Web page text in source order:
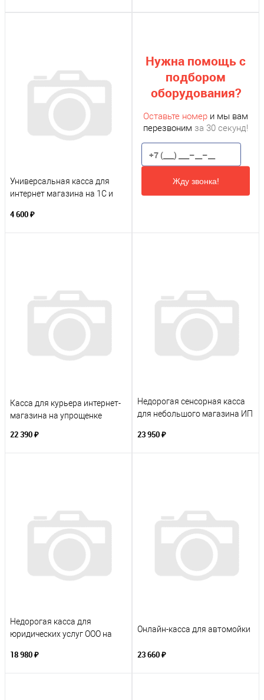
Универсальная касса для
интернет магазина на 1С и
4 600 ₽
Нужна помощь с
подбором
оборудования?
Оставьте номер и мы вам
перезвоним за 30 секунд!
Жду звонка!
Касса для курьера интернет-
магазина на упрощенке
22 390 ₽
Недорогая сенсорная касса
для небольшого магазина ИП
без табака и алкоголя.
23 950 ₽
Недорогая касса для
юридических услуг ООО на
18 980 ₽
Онлайн-касса для автомойки
23 660 ₽